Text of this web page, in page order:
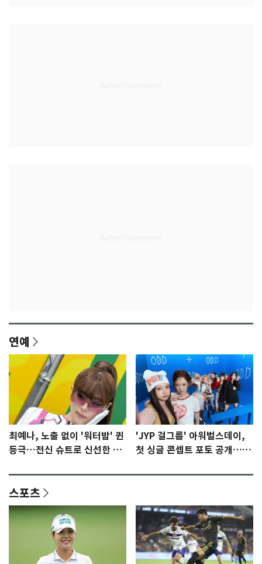
연예
최예나, 노출 없이 '워터밤' 퀸
등극…전신 슈트로 신선한 충
'JYP 걸그룹' 아워벌스데이,
첫 싱글 콘셉트 포토 공개…청
스포츠